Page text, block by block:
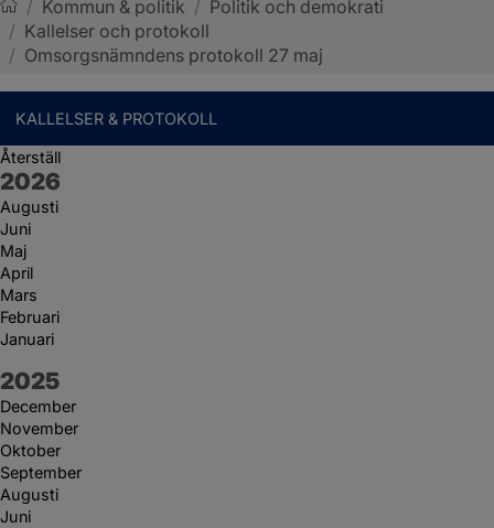
Sotenäs kommun
/ Kommun & politik / Politik och demokrati
/ Kallelser och protokoll
/ Omsorgsnämndens protokoll 27 maj
KALLELSER & PROTOKOLL
Återställ
År:
2026
Augusti
Juni
Maj
April
Mars
Februari
Januari
År:
2025
December
November
Oktober
September
Augusti
Juni